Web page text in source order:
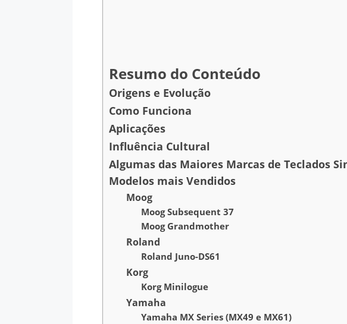
Resumo do Conteúdo
Origens e Evolução
Como Funciona
Aplicações
Influência Cultural
Algumas das Maiores Marcas de Teclados
Modelos mais Vendidos
Moog
Moog Subsequent 37
Moog Grandmother
Roland
Roland Juno-DS61
Korg
Korg Minilogue
Yamaha
Yamaha MX Series (MX49 e MX61)